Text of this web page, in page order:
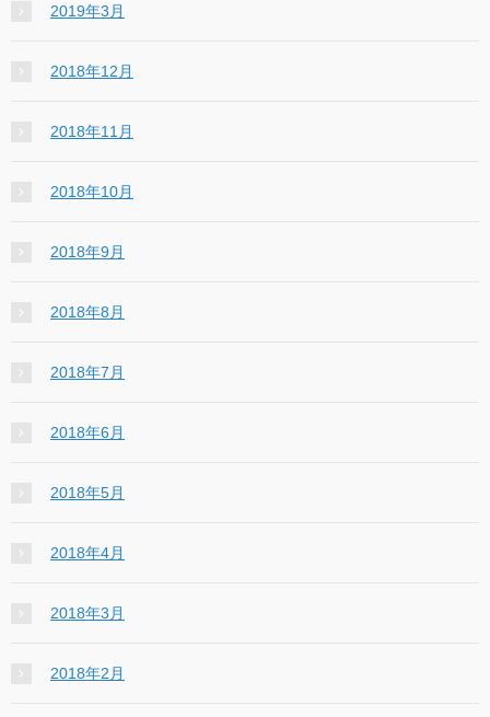
2019年3月
2018年12月
2018年11月
2018年10月
2018年9月
2018年8月
2018年7月
2018年6月
2018年5月
2018年4月
2018年3月
2018年2月